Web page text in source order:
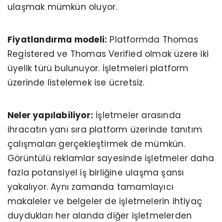
ulaşmak mümkün oluyor.
Fiyatlandırma modeli: Platformda Thomas
Registered ve Thomas Verified olmak üzere iki
üyelik türü bulunuyor. İşletmeleri platform
üzerinde listelemek ise ücretsiz.
Neler yapılabiliyor: İşletmeler arasında
ihracatın yanı sıra platform üzerinde tanıtım
çalışmaları gerçekleştirmek de mümkün.
Görüntülü reklamlar sayesinde işletmeler daha
fazla potansiyel iş birliğine ulaşma şansı
yakalıyor. Aynı zamanda tamamlayıcı
makaleler ve belgeler de işletmelerin ihtiyaç
duydukları her alanda diğer işletmelerden